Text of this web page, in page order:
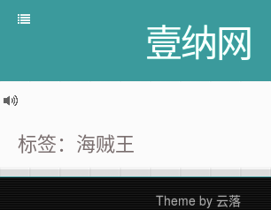
壹纳网
标签：海贼王
Theme by 云落